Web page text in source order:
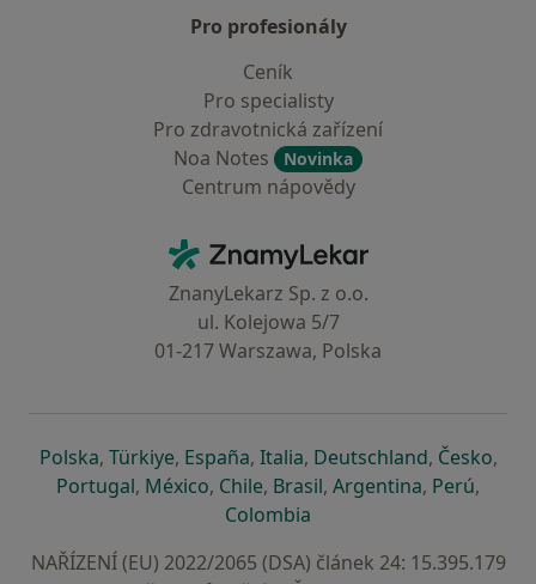
Pro profesionály
Ceník
Pro specialisty
Pro zdravotnická zařízení
Noa Notes
Novinka
Centrum nápovědy
ZnamyLekar - Hlavní stránka
ZnanyLekarz Sp. z o.o.
ul. Kolejowa 5/7
01-217 Warszawa, Polska
Polskase otevře v nové záložce
, Türkiyese otevře v nové záložce
, Españase otevře v nové záložce
, Italiase otevře v nové záložce
, Deutschlandse otevře v
, Českose
,
Portugalse otevře v nové záložce
, Méxicose otevře v nové záložce
, Chilese otevře v nové záložce
, Brasilse otevře v nové
, Argentinase otevře v
, Perúse
,
Colombia
NAŘÍZENÍ (EU) 2022/2065 (DSA) článek 24: 15.395.179